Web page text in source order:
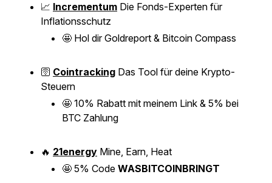
📈 Incrementum Die Fonds-Experten für
Inflationsschutz
🤩 Hol dir Goldreport & Bitcoin Compass
🛜 Cointracking Das Tool für deine Krypto-
Steuern
🤩 10% Rabatt mit meinem Link & 5% bei
BTC Zahlung
🔥 21energy Mine, Earn, Heat
🤩 5% Code WASBITCOINBRINGT